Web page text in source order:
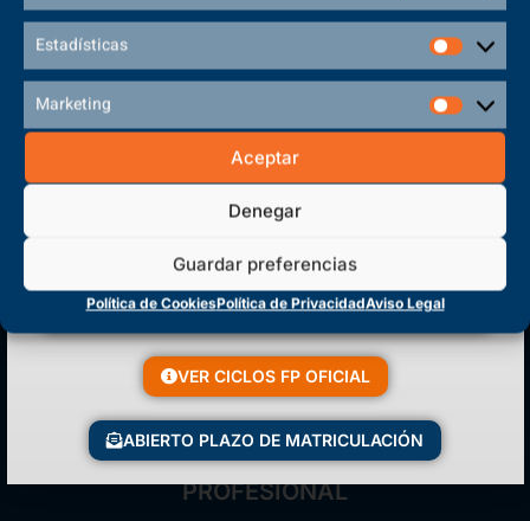
Estadísticas
Marketing
Aceptar
Denegar
Guardar preferencias
Política de CookiesPolítica de PrivacidadAviso Legal
¡Reserva tu plaza ahora!
Sede Principal
CENTRO DE FORMACIÓN
PROFESIONAL
VER CICLOS FP OFICIAL
ABIERTO PLAZO DE MATRICULACIÓN